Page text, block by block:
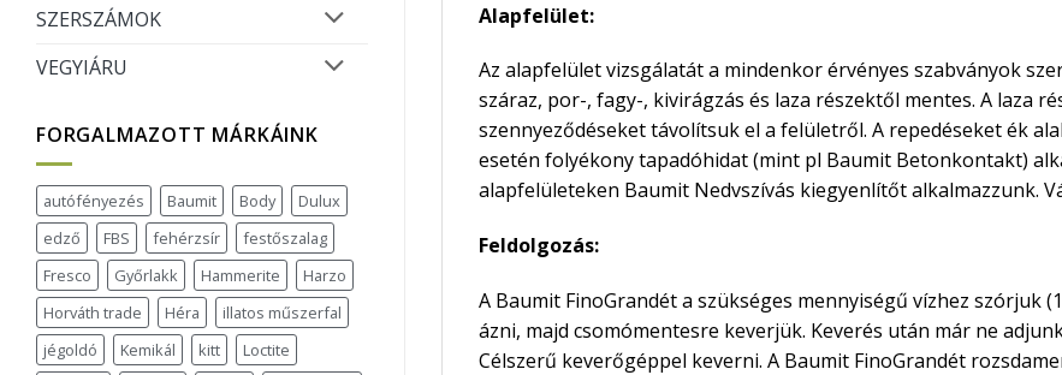
SZERSZÁMOK
VEGYIÁRU
FORGALMAZOTT MÁRKÁINK
autófényezés Baumit Body
Dulux
edző
FBS fehérzsír
festőszalag
Fresco
Győrlakk Hammerite
Harzo
Horváth trade
Héra
illatos műszerfal
jégoldó
Kemikál kitt
Loctite
Alapfelület:
Az alapfelület vizsgálatát a mindenkor érvényes szabványok
száraz, por-, fagy-, kivirágzás és laza részektől mentes. A laza
szennyeződéseket távolítsuk el a felületről. A repedéseket ék
esetén folyékony tapadóhidat (mint pl Baumit Betonkontakt)
alapfelületeken Baumit Nedvszívás kiegyenlítőt alkalmazzunk.
Feldolgozás:
A Baumit FinoGrandét a szükséges mennyiségű vízhez szórjuk
ázni, majd csomómentesre keverjük. Keverés után már ne
Célszerű keverőgéppel keverni. A Baumit FinoGrandét